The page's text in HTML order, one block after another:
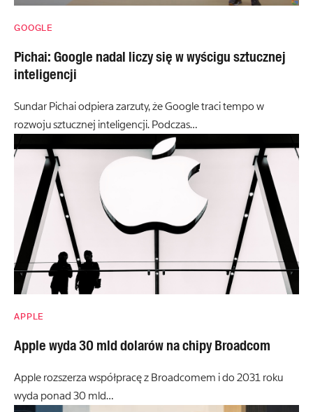
GOOGLE
Pichai: Google nadal liczy się w wyścigu sztucznej
inteligencji
Sundar Pichai odpiera zarzuty, że Google traci tempo w
rozwoju sztucznej inteligencji. Podczas…
APPLE
Apple wyda 30 mld dolarów na chipy Broadcom
Apple rozszerza współpracę z Broadcomem i do 2031 roku
wyda ponad 30 mld…